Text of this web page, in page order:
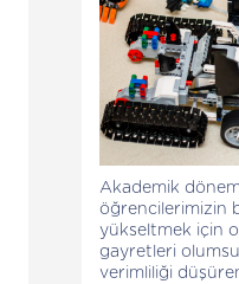
Akademik
öğrencilerimizin
yükseltmek için
gayretleri
verimliliği